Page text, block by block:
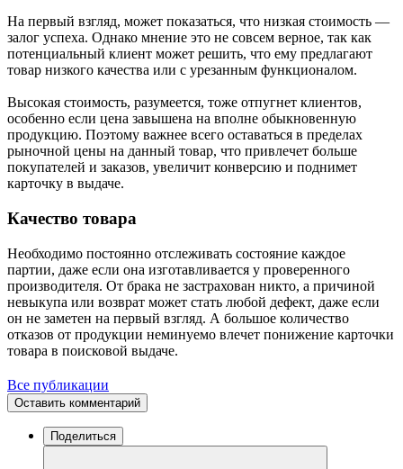
На первый взгляд, может показаться, что низкая стоимость —
залог успеха. Однако мнение это не совсем верное, так как
потенциальный клиент может решить, что ему предлагают
товар низкого качества или с урезанным функционалом.
Высокая стоимость, разумеется, тоже отпугнет клиентов,
особенно если цена завышена на вполне обыкновенную
продукцию. Поэтому важнее всего оставаться в пределах
рыночной цены на данный товар, что привлечет больше
покупателей и заказов, увеличит конверсию и поднимет
карточку в выдаче.
Качество товара
Необходимо постоянно отслеживать состояние каждое
партии, даже если она изготавливается у проверенного
производителя. От брака не застрахован никто, а причиной
невыкупа или возврат может стать любой дефект, даже если
он не заметен на первый взгляд. А большое количество
отказов от продукции неминуемо влечет понижение карточки
товара в поисковой выдаче.
Все публикации
Оставить комментарий
Поделиться